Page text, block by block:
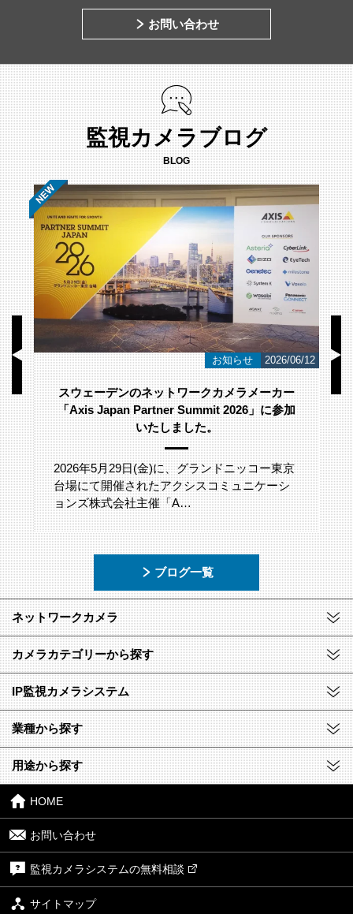
お問い合わせ
監視カメラブログ
BLOG
23 お知らせ 2026/06/12
スウェーデンのネットワークカメラメーカー
「Axis Japan Partner Summit 2026」に参加
いたしました。
2026年5月29日(金)に、グランドニッコー東京
台場にて開催されたアクシスコミュニケーシ
ョンズ株式会社主催「A…
ブログ一覧
ネットワークカメラ
カメラカテゴリーから探す
IP監視カメラシステム
業種から探す
用途から探す
HOME
お問い合わせ
監視カメラシステムの無料相談
サイトマップ